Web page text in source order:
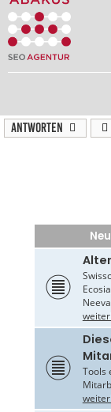
Antworten
Neeva
Tools